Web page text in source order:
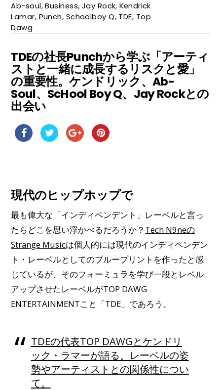
Ab-soul,Business, Jay Rock,Kendrick
Lamar, Punch, Schoolboy Q, TDE, Top
Dawg
TDEの社長Punchから学ぶ「アーティ
ストと一緒に成長するリスクと愛」
の重要性。ケンドリック、Ab-
Soul、ScHool Boy Q、Jay Rockとの
出会い
現代のヒップホップで
最も偉大な「インディペンデント」レーベルと言っ
たらどこを思い浮かべるだろうか？ Tech N9neの
Strange Musicは個人的には現代のインディペンデン
ト・レーベルとしてのブループリントを作ったと感
じているが、そのフォーミュラを学び一段とレベル
アップさせたレーベルがTOP DAWG
ENTERTAINMENTこと「TDE」であろう。
TDEの代表TOP DAWGとケンドリ
ック・ラマーが語る。レーベルの姿
勢やアーティストとの関係性につい
て。